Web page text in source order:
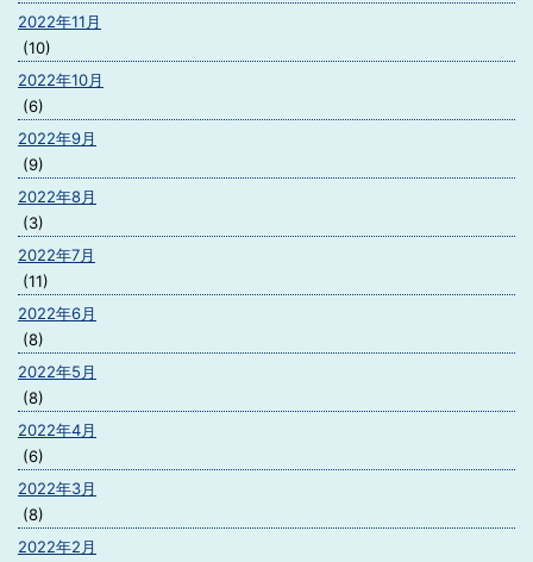
2022年11月
(10)
2022年10月
(6)
2022年9月
(9)
2022年8月
(3)
2022年7月
(11)
2022年6月
(8)
2022年5月
(8)
2022年4月
(6)
2022年3月
(8)
2022年2月